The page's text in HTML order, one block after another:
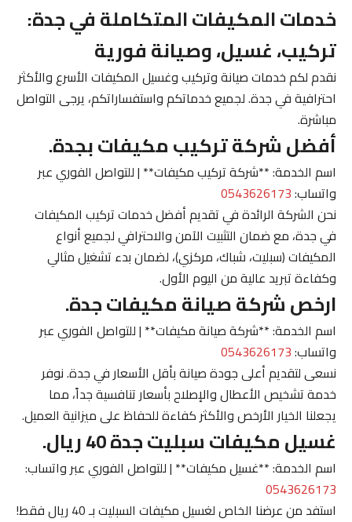
خدمات المكيفات المتكاملة في جدة:
تركيب، غسيل، وصيانة فورية
نقدم لكم خدمات صيانة وتركيب وغسيل المكيفات الأسرع والأكثر
احترافية في جدة. لجميع خدماتكم واستفساراتكم، يرجى التواصل
مباشرة.
أفضل شركة تركيب مكيفات بجدة.
اسم الخدمة: **شركة تركيب مكيفات** | للتواصل الفوري عبر
واتساب:0543626173
نحن الشركة الرائدة في تقديم أفضل خدمات تركيب المكيفات
في جدة، مع ضمان التثبيت الآمن والاحترافي لجميع أنواع
المكيفات (سبليت، شباك، مركزي)، لضمان بدء تشغيل مثالي
وكفاءة تبريد عالية من اليوم الأول.
ارخص شركة صيانة مكيفات جدة.
اسم الخدمة: **شركة صيانة مكيفات** | للتواصل الفوري عبر
واتساب:0543626173
نسعى لتقديم أعلى جودة صيانة بأقل الأسعار في جدة. نوفر
خدمة تشخيص الأعطال والإصلاح بأسعار تنافسية جداً، مما
يجعلنا الخيار الأرخص والأكثر كفاءة للحفاظ على ميزانية العميل.
غسيل مكيفات سبليت جدة 40 ريال.
اسم الخدمة: **غسيل مكيفات** | للتواصل الفوري عبر واتساب:
0543626173
استفد من عرضنا الخاص لغسيل مكيفات السبليت بـ 40 ريال فقط!